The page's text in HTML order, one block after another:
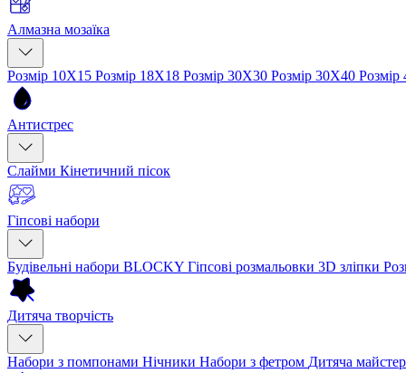
Алмазна мозаїка
Розмір 10Х15 Розмір 18Х18 Розмір 30Х30 Розмір 30Х40
Антистрес
Слайми Кінетичний пісок
Гіпсові набори
Будівельні набори BLOCKY Гіпсові розмальовки 3D зліпки
Дитяча творчість
Набори з помпонами Нічники Набори з фетром Дитяча